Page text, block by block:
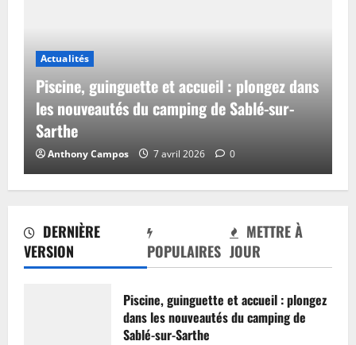
DERNIÈRE
VERSION
POPULAIRES
METTRE À
JOUR
Piscine, guinguette et accueil : plongez
dans les nouveautés du camping de
Sablé-sur-Sarthe
Actualités
Piscine, guinguette et accueil : plongez dans
les nouveautés du camping de Sablé-sur-
Sarthe
Anthony Campos 7 avril 2026 0